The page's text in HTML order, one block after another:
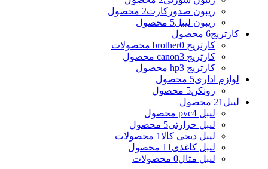
ریبون صدورکارت2 محصول
ریبون لیبل5 محصول
کارتریج6 محصول
کارتریج brother 0 محصولات
کارتریج canon 3 محصول
کارتریج hp 3 محصول
لوازم اداری5 محصول
زونکن5 محصول
لیبل 21 محصول
لیبل pvc 4 محصول
لیبل حرارتی5 محصول
لیبل دیجی کالا1 محصولات
لیبل کاغذی 11 محصول
لیبل متال0 محصولات